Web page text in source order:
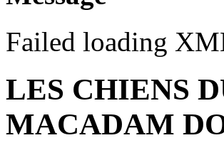
Failed loading
LES CHIENS
MACADAM